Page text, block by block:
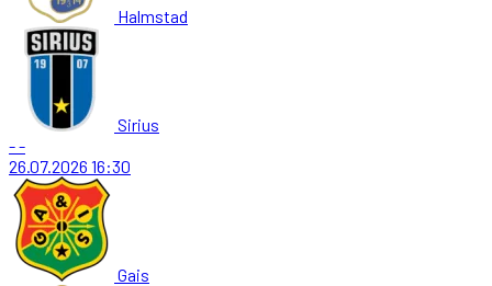
Halmstad
Sirius
--
26.07.2026 16:30
Gais